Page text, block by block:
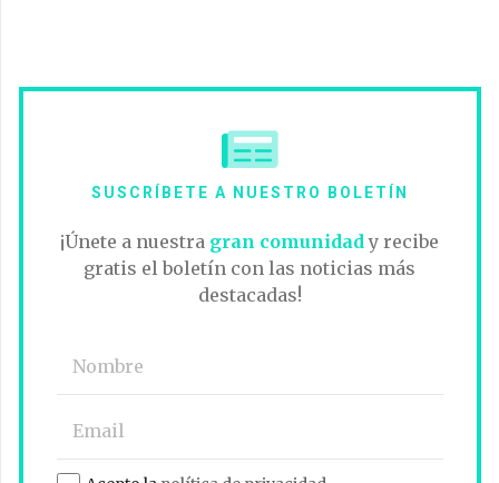
SUSCRÍBETE A NUESTRO BOLETÍN
¡Únete a nuestra gran comunidad y recibe
gratis el boletín con las noticias más
destacadas!